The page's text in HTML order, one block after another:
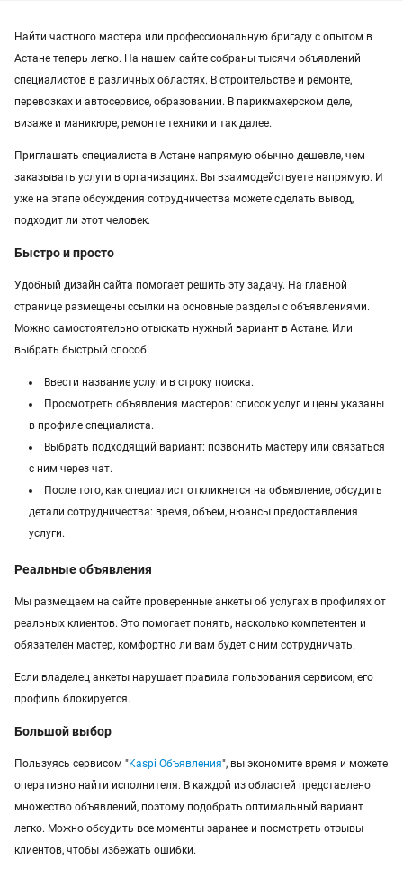
прихожая двери сборка мебели ремонт
Услуги в Костанае
Услуги в Павлодаре
Услуги в Казахстане
Найти частного мастера или профессиональную бригаду с опытом в
Астане теперь легко. На нашем сайте собраны тысячи объявлений
специалистов в различных областях. В строительстве и ремонте,
перевозках и автосервисе, образовании. В парикмахерском деле,
визаже и маникюре, ремонте техники и так далее.
Приглашать специалиста в Астане напрямую обычно дешевле, чем
заказывать услуги в организациях. Вы взаимодействуете напрямую. И
уже на этапе обсуждения сотрудничества можете сделать вывод,
подходит ли этот человек.
Быстро и просто
Удобный дизайн сайта помогает решить эту задачу. На главной
странице размещены ссылки на основные разделы с объявлениями.
Можно самостоятельно отыскать нужный вариант в Астане. Или
выбрать быстрый способ.
Ввести название услуги в строку поиска.
Просмотреть объявления мастеров: список услуг и цены указаны
в профиле специалиста.
Выбрать подходящий вариант: позвонить мастеру или связаться
с ним через чат.
После того, как специалист откликнется на объявление, обсудить
детали сотрудничества: время, объем, нюансы предоставления
услуги.
Реальные объявления
Мы размещаем на сайте проверенные анкеты об услугах в профилях от
реальных клиентов. Это помогает понять, насколько компетентен и
обязателен мастер, комфортно ли вам будет с ним сотрудничать.
Если владелец анкеты нарушает правила пользования сервисом, его
профиль блокируется.
Большой выбор
Пользуясь сервисом "Kaspi Объявления", вы экономите время и можете
оперативно найти исполнителя. В каждой из областей представлено
множество объявлений, поэтому подобрать оптимальный вариант
легко. Можно обсудить все моменты заранее и посмотреть отзывы
клиентов, чтобы избежать ошибки.